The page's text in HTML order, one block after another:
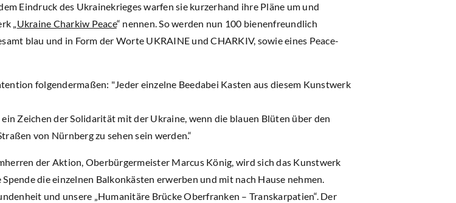
Eindruck des Ukrainekrieges warfen sie kurzerhand ihre Pläne um und
„Ukraine Charkiw Peace“ nennen. So werden nun 100 bienenfreundlich
blau und in Form der Worte UKRAINE und CHARKIV, sowie eines Peace-
folgendermaßen: "Jeder einzelne Beedabei Kasten aus diesem Kunstwerk
Zeichen der Solidarität mit der Ukraine, wenn die blauen Blüten über den
von Nürnberg zu sehen sein werden.“
der Aktion, Oberbürgermeister Marcus König, wird sich das Kunstwerk
die einzelnen Balkonkästen erwerben und mit nach Hause nehmen.
und unsere „Humanitäre Brücke Oberfranken – Transkarpatien“. Der